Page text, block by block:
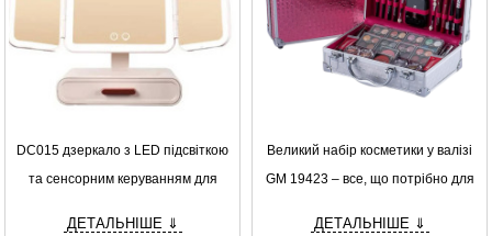
DC015 дзеркало з LED підсвіткою
та сенсорним керуванням для
ДЕТАЛЬНІШЕ ⇓
Великий набір косметики у валізі
GM 19423 – все, що потрібно для
ДЕТАЛЬНІШЕ ⇓